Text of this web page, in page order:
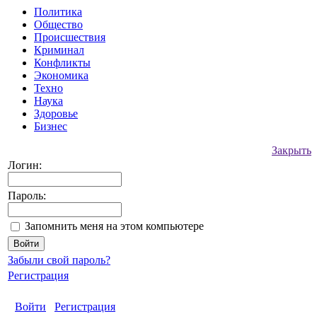
Политика
Общество
Происшествия
Криминал
Конфликты
Экономика
Техно
Наука
Здоровье
Бизнес
Закрыть
Логин:
Пароль:
Запомнить меня на этом компьютере
Забыли свой пароль?
Регистрация
Войти Регистрация